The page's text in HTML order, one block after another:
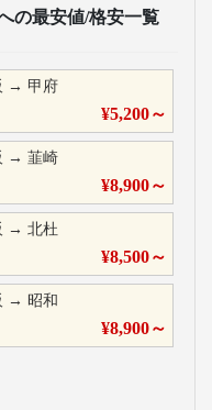
の最安値/格安一覧
→ 甲府
¥5,200～
→韮崎
¥8,900～
→北杜
¥8,500～
→ 昭和
¥8,900～